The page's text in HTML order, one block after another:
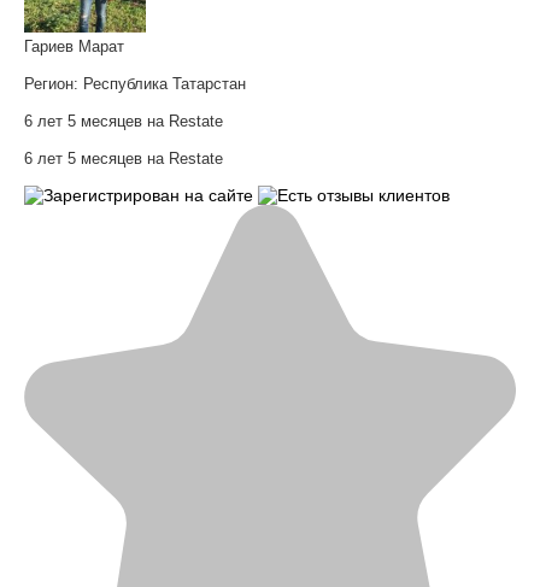
Гариев Марат
Регион: Республика Татарстан
6 лет 5 месяцев на Restate
6 лет 5 месяцев на Restate